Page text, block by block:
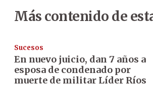
Más contenido de
Sucesos
En nuevo juicio, dan 7 años a
esposa de condenado por
muerte de militar Líder Ríos